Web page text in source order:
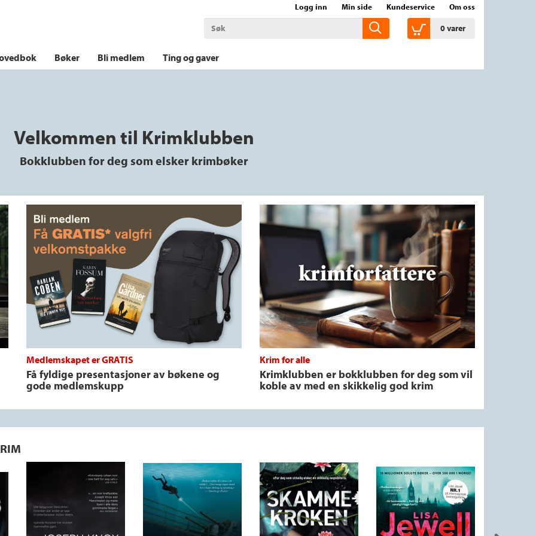
Logg inn Min side Kundeservice Om oss
0varer
Bøker Bli medlem Ting og gaver
Velkommen til Krimklubben
Bokklubben for deg som elsker krimbøker
Medlemskapet er GRATIS
Få fyldige presentasjoner av bøkene og
gode medlemskupp
Krim for alle
Krimklubben er bokklubben for deg som vil
koble av med en skikkelig god krim